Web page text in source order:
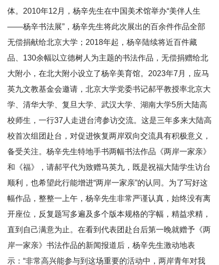
体。2010年12月，杨辛先生在中国美术馆举办“美伴人生
——杨辛书法展”，杨辛先生将此次展出的百余件作品全部
无偿捐献给北京大学；2018年起，杨辛陆续将近百件藏
品、130余幅以立德树人为主题的书法作品，无偿捐赠给北
大附小，在北大附小设立了杨辛美育馆。2023年7月，应马
英九文教基金会邀请，北京大学党委书记郝平教授率北京大
学、清华大学、复旦大学、武汉大学、湖南大学5所大陆高
校师生，一行37人走进台湾参访交流。这是三年多来大陆高
校首次组团赴台，对促进恢复两岸双向交流具有积极意义，
备受关注。杨辛先生特地手书两幅书法作品《两岸一家亲》
和《福》，请郝平代为致赠马英九，既是祝福大陆学生访台
顺利，也希望此行能增进“两岸一家亲”的认同。为了写好这
幅作品，整整一上午，杨辛先生非常严谨认真，始终没有离
开座位，反复题写多遍及多个版本规格的字幅，精益求精，
直到自己满意为止。在看到代表团赴台后第一晚就赠予《两
岸一家亲》书法作品的新闻报道后，杨辛先生激动地表
示：“非常高兴能参与到这场重要的活动中，两岸青年对我